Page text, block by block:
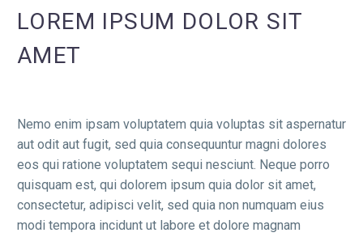
LOREM IPSUM DOLOR SIT
AMET
Nemo enim ipsam voluptatem quia voluptas sit aspernatur
aut odit aut fugit, sed quia consequuntur magni dolores
eos qui ratione voluptatem sequi nesciunt. Neque porro
quisquam est, qui dolorem ipsum quia dolor sit amet,
consectetur, adipisci velit, sed quia non numquam eius
modi tempora incidunt ut labore et dolore magnam